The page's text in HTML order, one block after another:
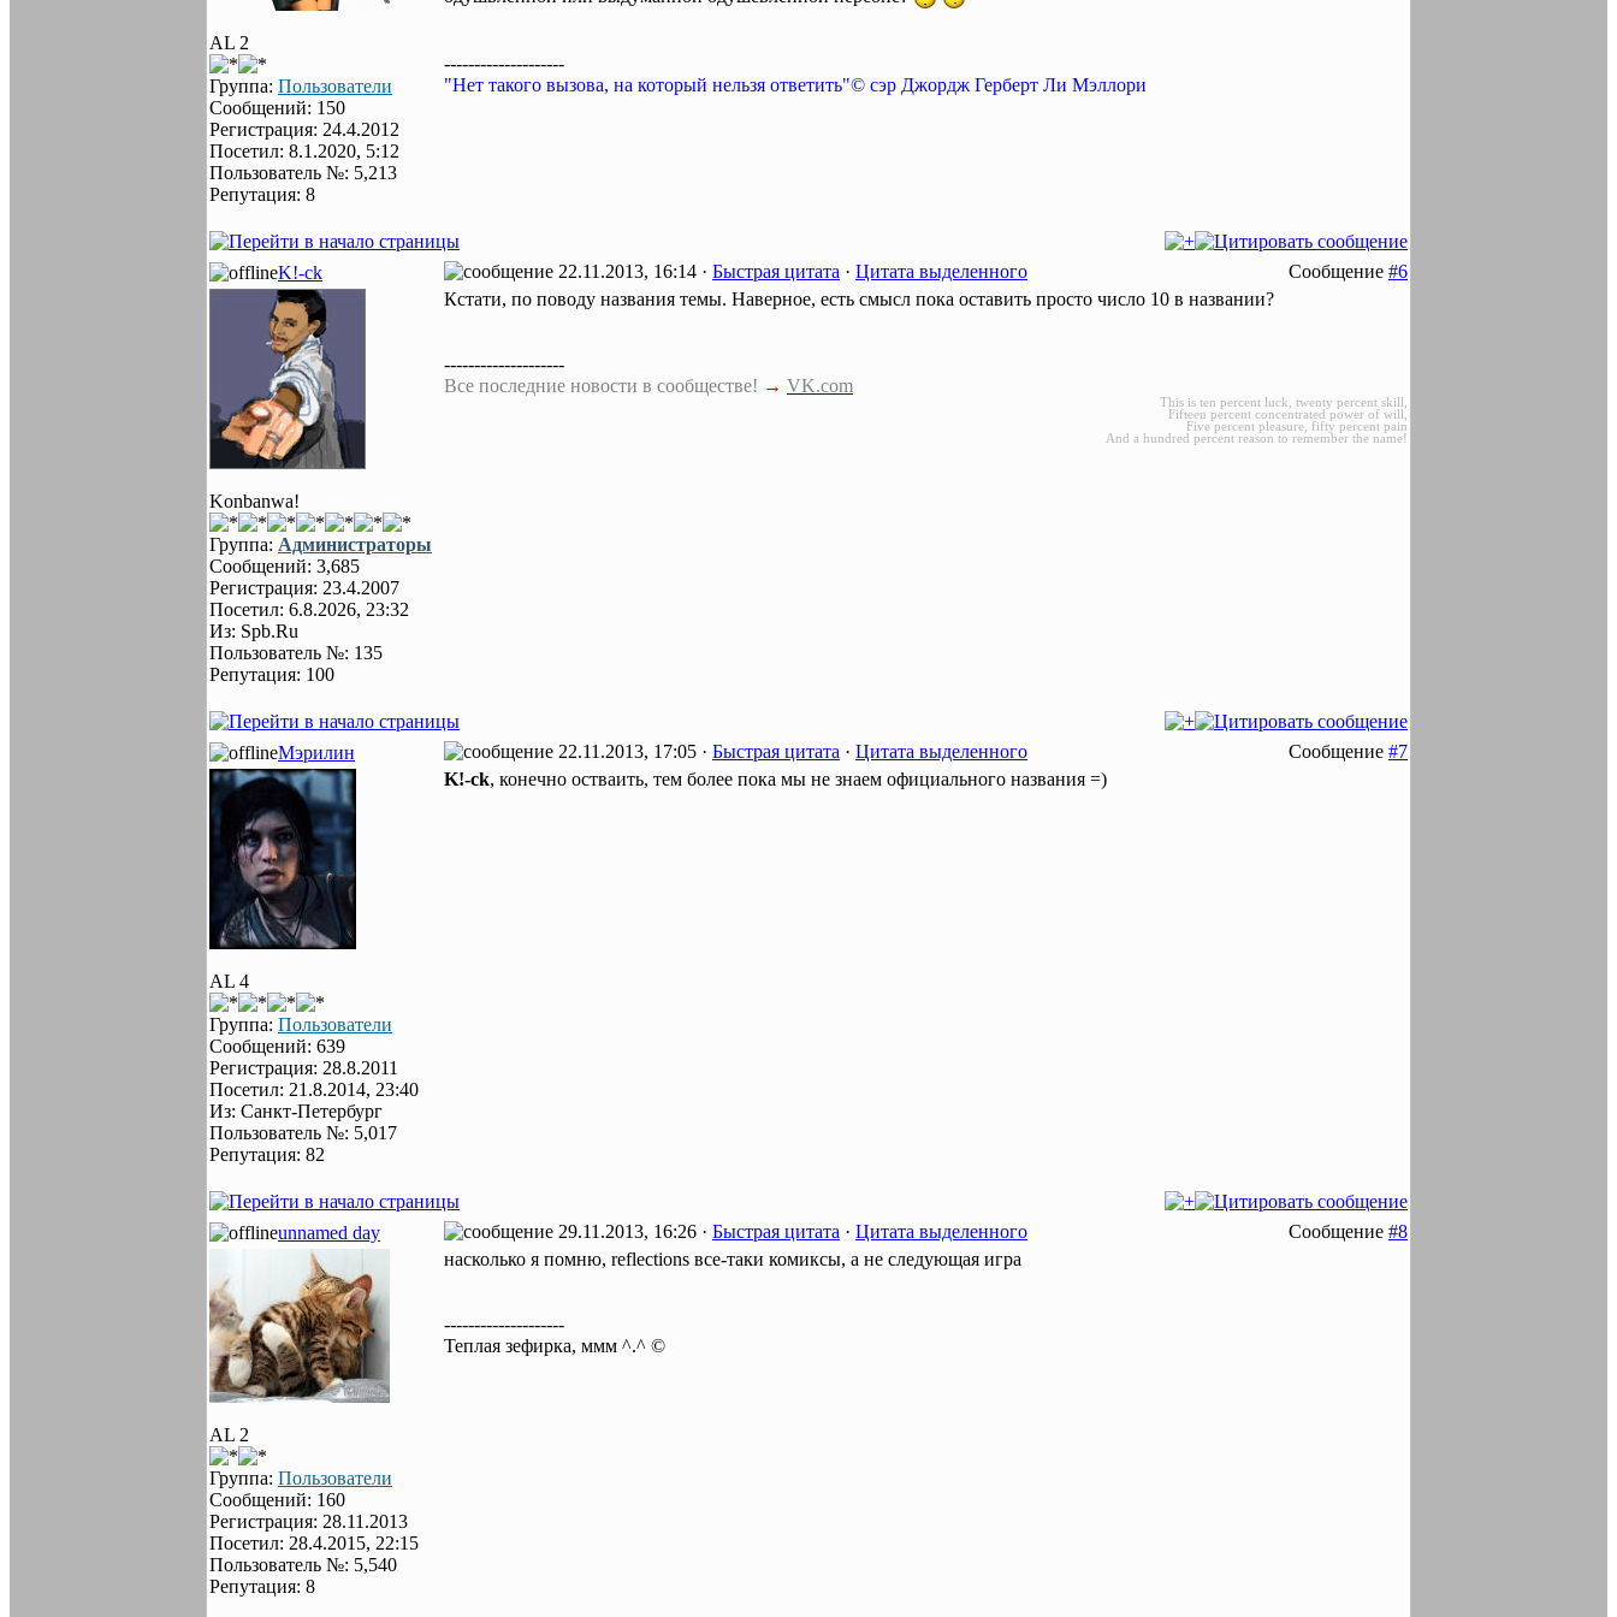
AL 2
Группа: Пользователи
Сообщений: 150
Регистрация: 24.4.2012
Посетил: 8.1.2020, 5:12
Пользователь №: 5,213
Репутация: 8
--------------------
"Нет такого вызова, на который нельзя ответить"© сэр Джордж Герберт Ли Мэллори
K!-ck 22.11.2013, 16:14 · Быстрая цитата · Цитата выделенного Сообщение #6
Konbanwa!
Группа: Администраторы
Сообщений: 3,685
Регистрация: 23.4.2007
Посетил: 6.8.2026, 23:32
Из: Spb.Ru
Пользователь №: 135
Репутация: 100
Кстати, по поводу названия темы. Наверное, есть смысл пока оставить просто число 10 в названии?
--------------------
Все последние новости в сообществе! → VK.com
This is ten percent luck, twenty percent skill,
Fifteen percent concentrated power of will,
Five percent pleasure, fifty percent pain
And a hundred percent reason to remember the name!
Мэрилин 22.11.2013, 17:05 · Быстрая цитата · Цитата выделенного Сообщение #7
AL 4
Группа: Пользователи
Сообщений: 639
Регистрация: 28.8.2011
Посетил: 21.8.2014, 23:40
Из: Санкт-Петербург
Пользователь №: 5,017
Репутация: 82
K!-ck, конечно остваить, тем более пока мы не знаем официального названия =)
unnamed day 29.11.2013, 16:26 · Быстрая цитата · Цитата выделенного Сообщение #8
AL 2
Группа: Пользователи
Сообщений: 160
Регистрация: 28.11.2013
Посетил: 28.4.2015, 22:15
Пользователь №: 5,540
Репутация: 8
насколько я помню, reflections все-таки комиксы, а не следующая игра
--------------------
Теплая зефирка, ммм ^.^ ©